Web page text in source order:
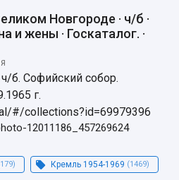
Новгороде · ч/б ·
и жены · Госкаталог. ·
ч/б. Софийский собор.
г.
#/collections?id=69979396
12011186_457269624
Кремль 1954-1969 (1469)